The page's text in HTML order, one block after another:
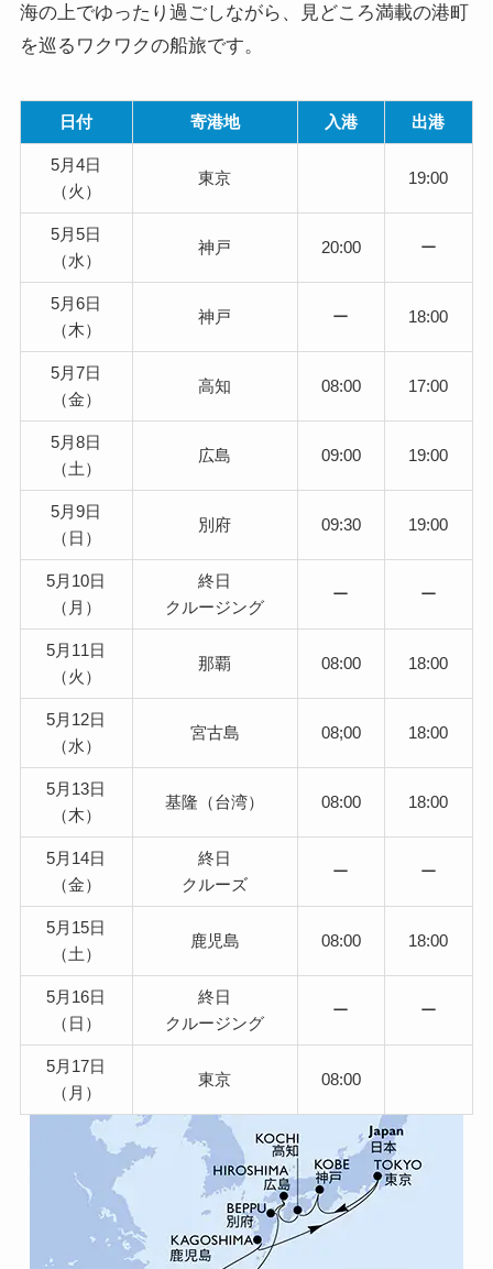
海の上でゆったり過ごしながら、見どころ満載の港町
を巡るワクワクの船旅です。
日付 寄港地 入港 出港
5月4日
（火）
東京 19:00
5月5日
（水）
神戸 20:00 ー
5月6日
（木）
神戸 ー 18:00
5月7日
（金）
高知 08:00 17:00
5月8日
（土）
広島 09:00 19:00
5月9日
（日）
別府 09:30 19:00
5月10日
（月）
終日
クルージング
ー ー
5月11日
（火）
那覇 08:00 18:00
5月12日
（水）
宮古島 08;00 18:00
5月13日
（木）
基隆（台湾） 08:00 18:00
5月14日
（金）
終日
クルーズ
ー ー
5月15日
（土）
鹿児島 08:00 18:00
5月16日
（日）
終日
クルージング
ー ー
5月17日
（月）
東京 08:00